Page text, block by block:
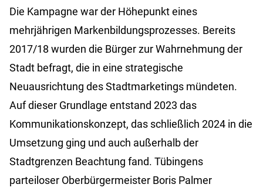
Die Kampagne war der Höhepunkt eines
mehrjährigen Markenbildungsprozesses. Bereits
2017/18 wurden die Bürger zur Wahrnehmung der
Stadt befragt, die in eine strategische
Neuausrichtung des Stadtmarketings mündeten.
Auf dieser Grundlage entstand 2023 das
Kommunikationskonzept, das schließlich 2024 in die
Umsetzung ging und auch außerhalb der
Stadtgrenzen Beachtung fand. Tübingens
parteiloser Oberbürgermeister Boris Palmer